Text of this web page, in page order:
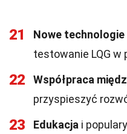
21 Nowe technologie
testowanie LQG w
22 Współpraca
przyspieszyć
23 Edukacja i